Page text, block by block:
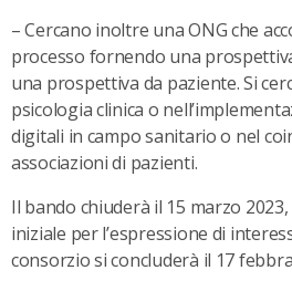
– Cercano inoltre una ONG che
processo fornendo una
una prospettiva da paziente. Si
psicologia clinica o
digitali in campo sanitario o nel
associazioni di pazienti.
Il bando chiuderà il 15 marzo
iniziale per l’espressione di
consorzio si concluderà il 17